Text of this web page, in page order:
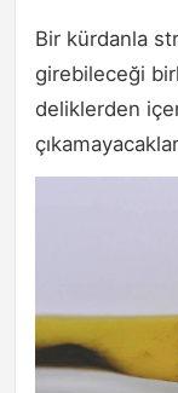
Bir kürdanla
girebileceği
deliklerden